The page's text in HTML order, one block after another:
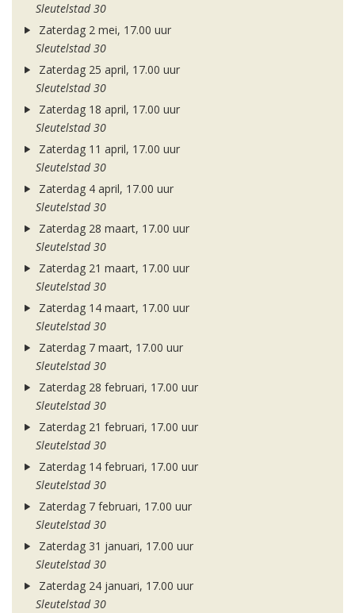
Sleutelstad 30
Zaterdag 2 mei, 17.00 uur
Sleutelstad 30
Zaterdag 25 april, 17.00 uur
Sleutelstad 30
Zaterdag 18 april, 17.00 uur
Sleutelstad 30
Zaterdag 11 april, 17.00 uur
Sleutelstad 30
Zaterdag 4 april, 17.00 uur
Sleutelstad 30
Zaterdag 28 maart, 17.00 uur
Sleutelstad 30
Zaterdag 21 maart, 17.00 uur
Sleutelstad 30
Zaterdag 14 maart, 17.00 uur
Sleutelstad 30
Zaterdag 7 maart, 17.00 uur
Sleutelstad 30
Zaterdag 28 februari, 17.00 uur
Sleutelstad 30
Zaterdag 21 februari, 17.00 uur
Sleutelstad 30
Zaterdag 14 februari, 17.00 uur
Sleutelstad 30
Zaterdag 7 februari, 17.00 uur
Sleutelstad 30
Zaterdag 31 januari, 17.00 uur
Sleutelstad 30
Zaterdag 24 januari, 17.00 uur
Sleutelstad 30